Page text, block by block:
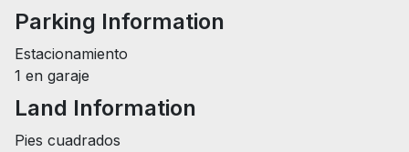
Parking Information
Estacionamiento
1 en garaje
Land Information
Pies cuadrados